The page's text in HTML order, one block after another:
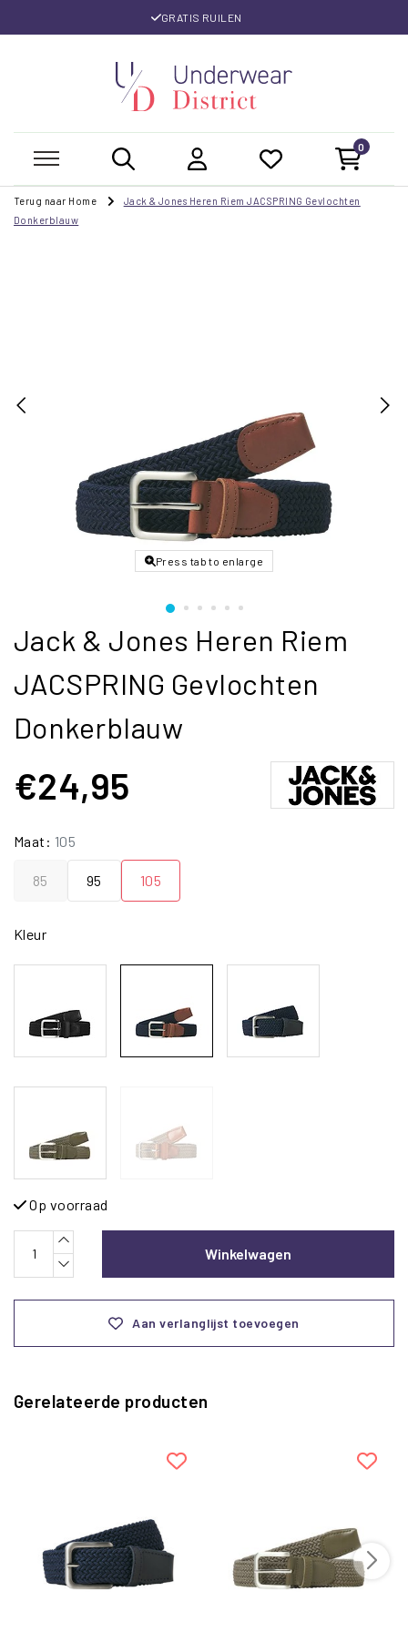
GRATIS RUILEN
0
Terug naar Home
Jack & Jones Heren Riem JACSPRING Gevlochten
Donkerblauw
Press tab to enlarge
Jack & Jones Heren Riem
JACSPRING Gevlochten
Donkerblauw
€24,95
Maat: 105
85 95 105
Kleur
Op voorraad
Winkelwagen
Aan verlanglijst toevoegen
Gerelateerde producten